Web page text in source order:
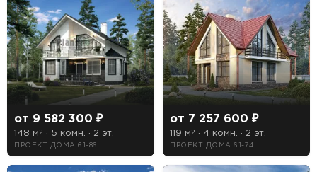
от 9 582 300 ₽
148 м 2 · 5 комн. · 2 эт.
ПРОЕКТ ДОМА 61-86
от 7 257 600 ₽
119 м 2 · 4 комн. · 2 эт.
ПРОЕКТ ДОМА 61-74
ПОИСК
УЗНАТЬ ТОЧНУЮ СТОИМОСТЬ